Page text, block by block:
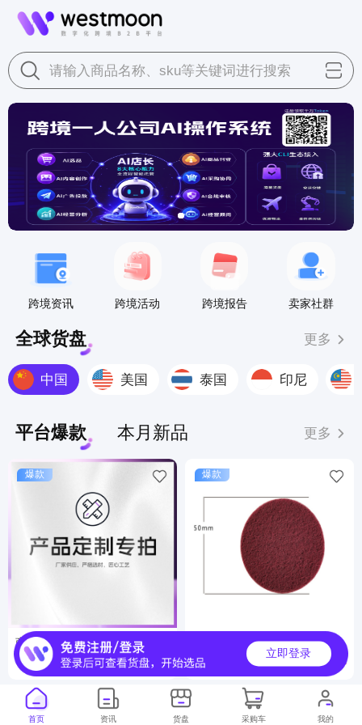
请输入商品名称、sku等关键词进行搜索
跨境资讯 跨境活动 跨境报告 卖家社群
全球货盘 更多
中国 美国 泰国 印尼
平台爆款 本月新品 更多
爆款
商品定制服务
月销 6000000+
爆款
工业百洁布
月销 500000+
立即登录
首页 资讯 货盘 采购车 我的